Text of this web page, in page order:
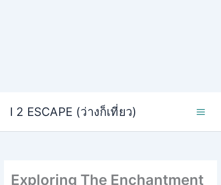
I 2 ESCAPE (ว่างก็เที่ยว)
Exploring The Enchantment